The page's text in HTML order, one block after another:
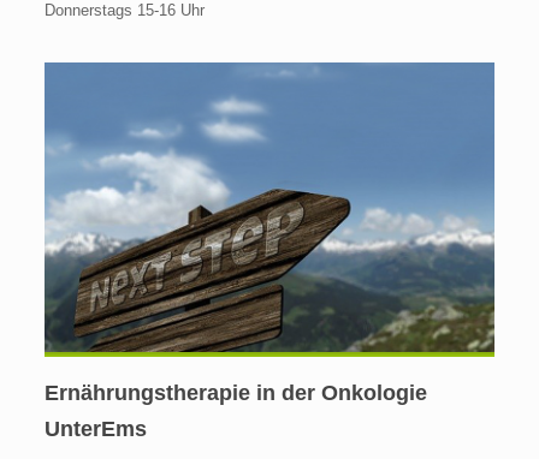
Donnerstags 15-16 Uhr
Ernährungstherapie in der Onkologie
UnterEms